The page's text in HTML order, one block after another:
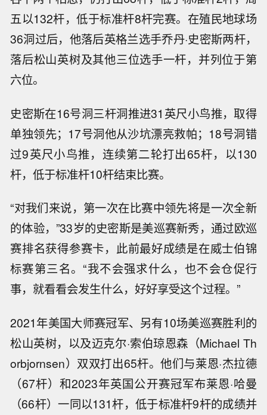
五以132杆，低于标准杆8杆完赛。在殖民地球场
36洞过后，他落后英格兰选手乔丹·史密斯两杆，
落后松山英树及其他三位选手一杆，并列位于第
六位。
史密斯在16号洞三杆洞推进31英尺小鸟推，取得
单独领先；17号洞他从沙坑漂亮救帕；18号洞错
过9英尺小鸟推，连续第二轮打出65杆，以130
杆，低于标准杆10杆结束比赛。
“对我们来说，第一次在比赛中领先将是一次全新
的体验，”33岁的史密斯是美巡赛新秀，通过欧巡
赛排名获得参赛卡，此前最好成绩是在威士伯锦
标赛第三名。“我不会强求什么，也不会仓促行
事，就看看会发生什么，好好享受这个过程。”
2021年美国大师赛冠军、另有10场美巡赛胜利的
松山英树，以及迈克尔·索伯琼恩森（Michael Th
orbjornsen）双双打出65杆。他们与莱恩·杰拉德
（67杆）和2023年英国公开赛冠军布莱恩·哈曼
（66杆）一同以131杆，低于标准杆9杆的成绩并